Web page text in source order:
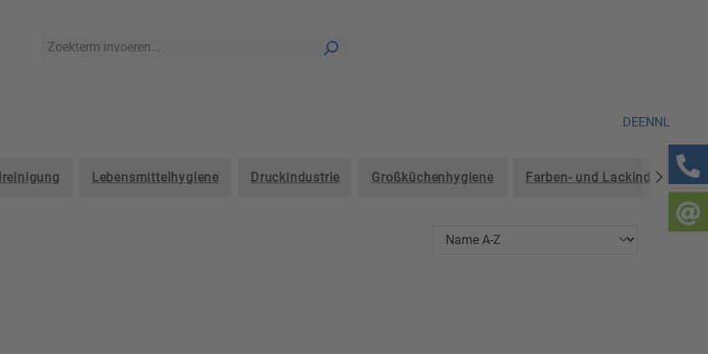
DEENNL
Lebensmittelhygiene Druckindustrie Großküchenhygiene Farben- und Lackindustrie